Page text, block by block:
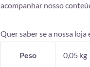
acompanhar nosso
Quer saber se a nossa loja
Peso 0,05 kg